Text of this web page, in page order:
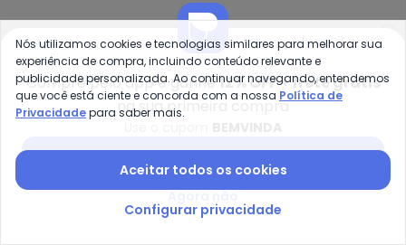
Molekinho - Tênis Molekinho
Tênis Molekinho (Preto)
Super Leve
MOLEKINHO
R$ 119,99R$ 169,99
ou4xdeR$ 29,99semjuros
Tênis Molekinho (Branco)
em Sintético
MOLEKINHO
R$ 99,99R$ 139,99
-25% -44%
Compre pelo app e ganhe12% OFF + frete grátis
na sua primeira compra
Nós utilizamos cookies e tecnologias similares para melhorar sua
experiência de compra, incluindo conteúdo relevante e
publicidade personalizada. Ao continuar navegando, entendemos
que você está ciente e concorda com a nossa Política de
Privacidadepara saber mais.
Aceitar todos os cookies
Configurar privacidade